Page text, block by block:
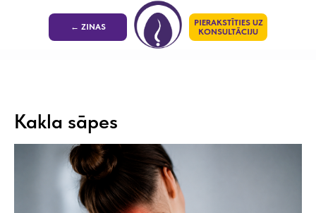
← ZINAS
PIERAKSTĪTIES UZ
KONSULTĀCIJU
Kakla sāpes